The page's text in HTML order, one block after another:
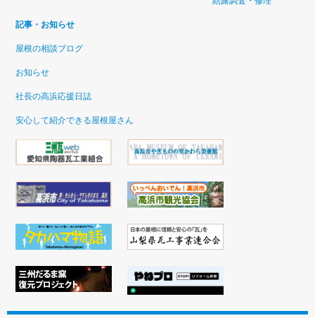
記事・お知らせ
屋根の相談ブログ
お知らせ
社長の高浜応援日誌
安心して紹介できる屋根屋さん